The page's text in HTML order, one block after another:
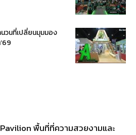
วนที่เปลี่ยนมุมมอง
พื้นที่ที่ความสวยงามและ